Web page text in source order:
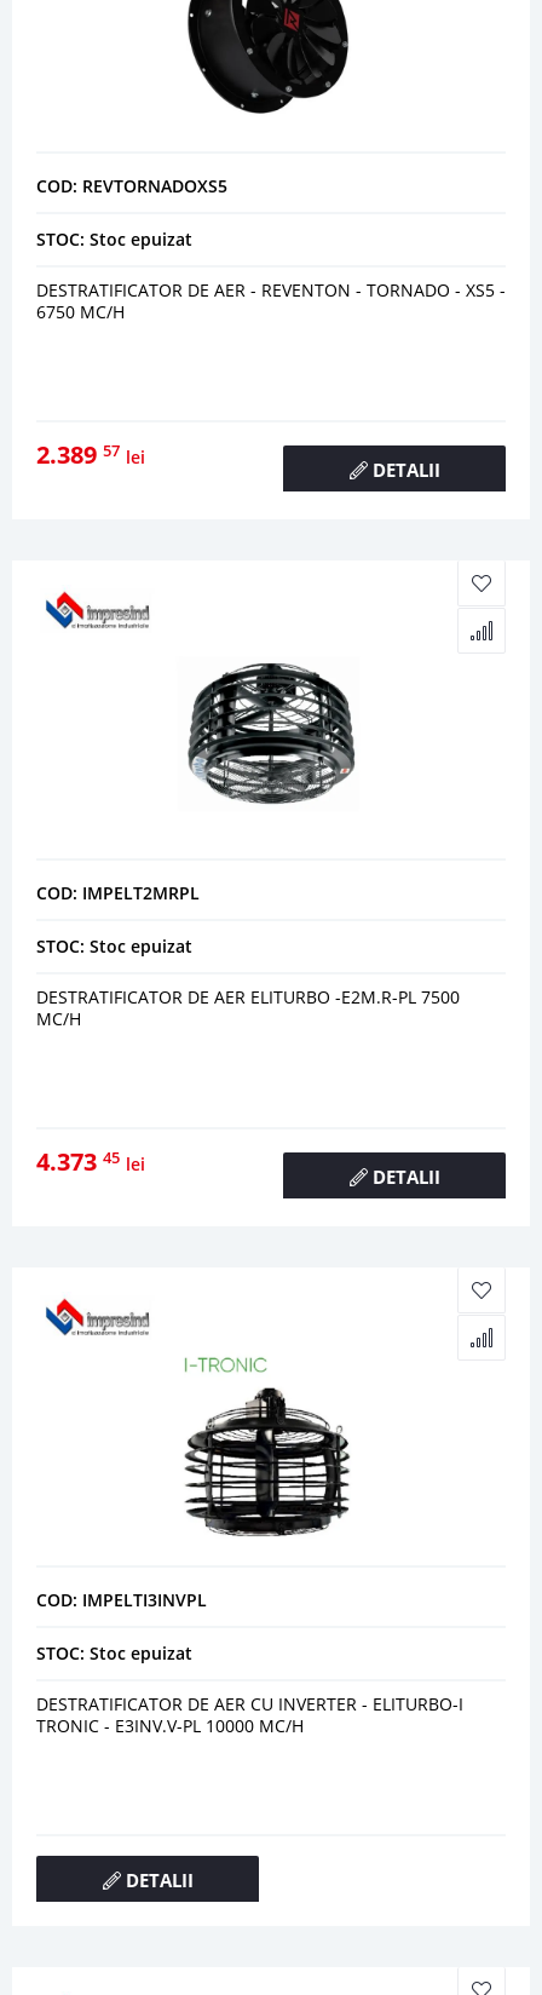
COD: REVTORNADOXS5
STOC: Stoc epuizat
DESTRATIFICATOR DE AER - REVENTON - TORNADO - XS5 -
6750 MC/H
2.389 57 lei
DETALII
COD: IMPELT2MRPL
STOC: Stoc epuizat
DESTRATIFICATOR DE AER ELITURBO -E2M.R-PL 7500
MC/H
4.373 45 lei
DETALII
COD: IMPELTI3INVPL
STOC: Stoc epuizat
DESTRATIFICATOR DE AER CU INVERTER - ELITURBO-I
TRONIC - E3INV.V-PL 10000 MC/H
DETALII